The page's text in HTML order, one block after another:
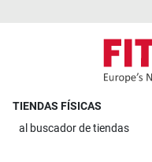
TIENDAS FÍSICAS
al buscador de tiendas